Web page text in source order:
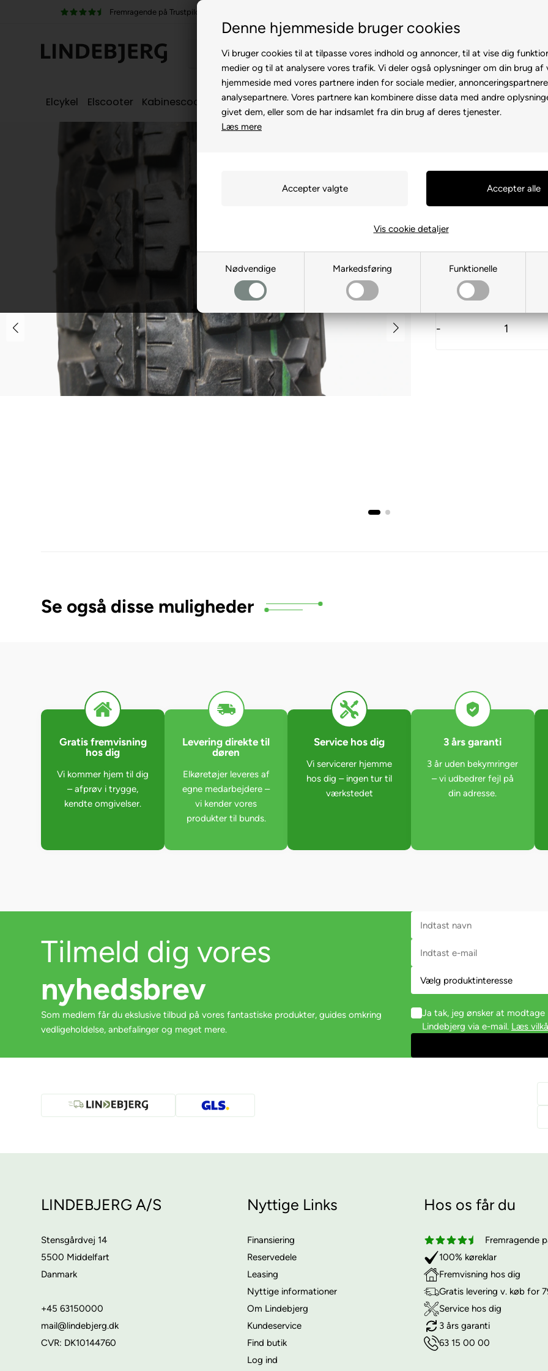
Denne hjemmeside bruger cookies
Vi bruger cookies til at tilpasse vores indhold og annoncer, til at vise dig
medier og til at analysere vores trafik. Vi deler også oplysninger om din brug af
hjemmeside med vores partnere inden for sociale medier,
analysepartnere. Vores partnere kan kombinere disse data med andre
givet dem, eller som de har indsamlet fra din brug af deres tjenester.
Læs mere
Nødvendige Markedsføring Funktionelle
Vis cookie detaljer
100% køreklar
Elcykel Elscooter Kabinescooter Seniorcykel Rollator Brugte Otiumstole El-kørestol
Dæk, 8",
D3.50-8-SB
549,00
På lager til levering
-
Se også disse muligheder
Gratis fremvisning
hos dig
Vi kommer hjem til dig
– afprøv i trygge,
kendte omgivelser.
Levering direkte til
døren
Elkøretøjer leveres af
egne medarbejdere –
vi kender vores
produkter til bunds.
Service hos dig
Vi servicerer hjemme
hos dig – ingen tur til
værkstedet
3 års garanti
3 år uden bekymringer
– vi udbedrer fejl på
din adresse.
Tilmeld dig vores
nyhedsbrev
Som medlem får du ekslusive tilbud på vores fantastiske produkter, guides omkring
vedligeholdelse, anbefalinger og meget mere.
Ja tak, jeg ønsker at
Lindebjerg via e-mail. Læs
LINDEBJERG A/S
Stensgårdvej 14
5500 Middelfart
Danmark
+45 63150000
mail@lindebjerg.dk
CVR: DK10144760
Nyttige Links
Finansiering
Reservedele
Leasing
Nyttige informationer
Om Lindebjerg
Kundeservice
Find butik
Log ind
Hos os får du
Fremragende
100% køreklar
Fremvisning hos dig
Gratis levering v. køb for
Service hos dig
3 års garanti
63 15 00 00